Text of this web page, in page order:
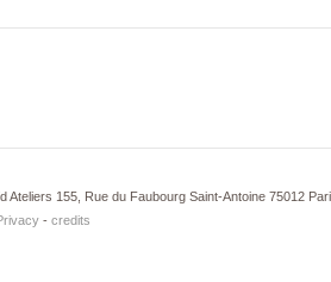
Ateliers 155, Rue du Faubourg Saint-Antoine 75012
- credits